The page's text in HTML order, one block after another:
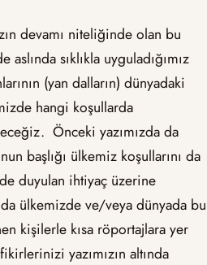
devamı niteliğinde olan bu
sıklıkla uyguladığımız
(yan dalların) dünyadaki
hangi koşullarda
Önceki yazımızda da
başlığı ülkemiz koşullarını da
duyulan ihtiyaç üzerine
ülkemizde ve/veya dünyada bu
kişilerle kısa röportajlara yer
yazımızın altında